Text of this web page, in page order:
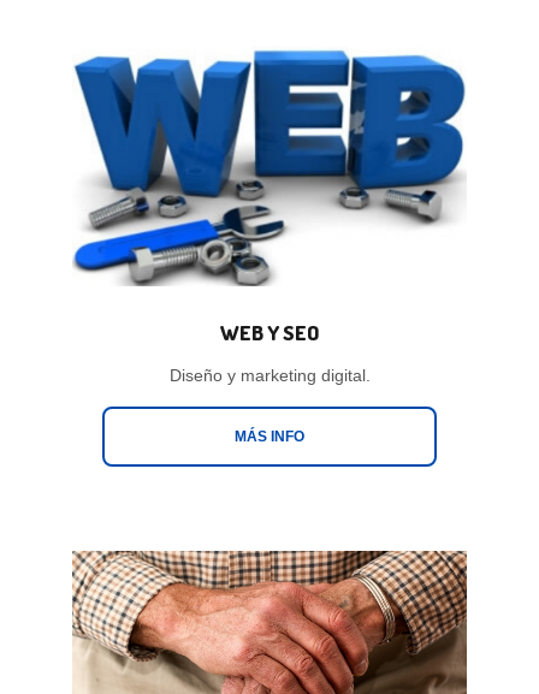
WEB Y SEO
Diseño y marketing digital.
MÁS INFO